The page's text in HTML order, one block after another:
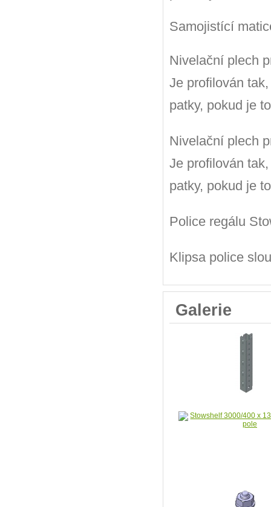
Samojistící
Nivelační plech
Je profilován
patky, pokud je
Nivelační plech
Je profilován
patky, pokud je
Police regálu
Klipsa police
Galerie